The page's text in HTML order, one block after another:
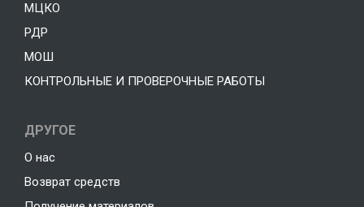
МЦКО
РДР
МОШ
КОНТРОЛЬНЫЕ И ПРОВЕРОЧНЫЕ РАБОТЫ
ДРУГОЕ
О нас
Возврат средств